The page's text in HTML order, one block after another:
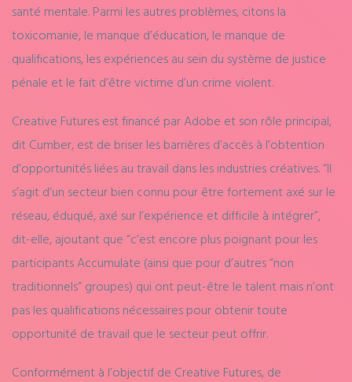
santé mentale. Parmi les autres problèmes, citons la
toxicomanie, le manque d’éducation, le manque de
qualifications, les expériences au sein du système de justice
pénale et le fait d’être victime d’un crime violent.
Creative Futures est financé par Adobe et son rôle principal,
dit Cumber, est de briser les barrières d’accès à l’obtention
d’opportunités liées au travail dans les industries créatives. “Il
s’agit d’un secteur bien connu pour être fortement axé sur le
réseau, éduqué, axé sur l’expérience et difficile à intégrer”,
dit-elle, ajoutant que “c’est encore plus poignant pour les
participants Accumulate (ainsi que pour d’autres “non
traditionnels” groupes) qui ont peut-être le talent mais n’ont
pas les qualifications nécessaires pour obtenir toute
opportunité de travail que le secteur peut offrir.
Conformément à l’objectif de Creative Futures, de